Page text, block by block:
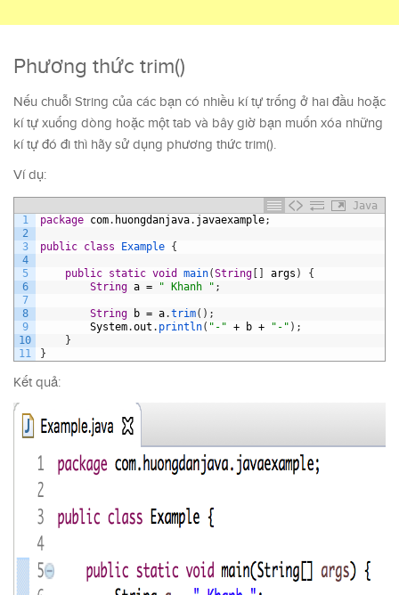
Phương thức trim()
Nếu chuỗi String của các bạn có nhiều kí tự trống ở hai đầu hoặc
kí tự xuống dòng hoặc một tab và bây giờ bạn muốn xóa những
kí tự đó đi thì hãy sử dụng phương thức trim().
Ví dụ:
Java
1
2
3
4
5
6
7
8
9
10
11
package com. huongdanjava. javaexample;
public class Example {
public static void main(String [ ] args )
{
String a = " Khanh " ;
String b = a.trim( ) ;
System.out . println( "-" + b + "-" ) ;
}
}
Kết quả: